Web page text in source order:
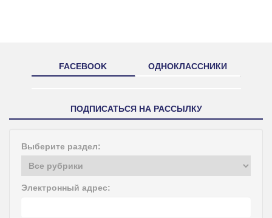
FACEBOOK ОДНОКЛАССНИКИ
ПОДПИСАТЬСЯ НА РАССЫЛКУ
Выберите раздел:
Электронный адрес: